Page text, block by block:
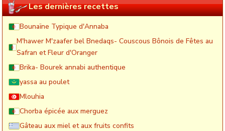
Les dernières recettes
Bounaïne Typique d'Annaba
M'hawer M'zaafer bel Bnedaqs- Couscous Bônois de Fêtes au
Safran et Fleur d'Oranger
Brika- Bourek annabi authentique
yassa au poulet
Mlouhia
Chorba épicée aux merguez
Gâteau aux miel et aux fruits confits